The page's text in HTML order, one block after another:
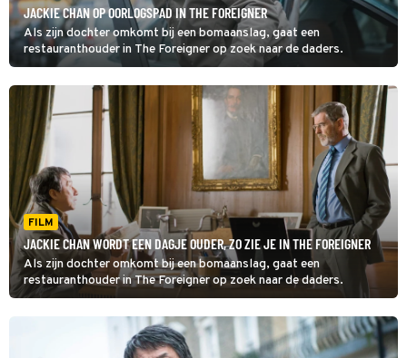
JACKIE CHAN OP OORLOGSPAD IN THE FOREIGNER
Als zijn dochter omkomt bij een bomaanslag, gaat een
restauranthouder in The Foreigner op zoek naar de daders.
FILM
JACKIE CHAN WORDT EEN DAGJE OUDER, ZO ZIE JE IN THE FOREIGNER
Als zijn dochter omkomt bij een bomaanslag, gaat een
restauranthouder in The Foreigner op zoek naar de daders.